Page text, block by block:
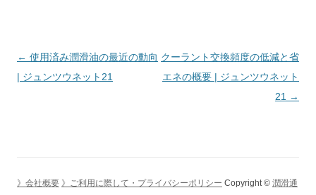
投
稿
← 使用済み潤滑油の最近の動向
| ジュンツウネット21
クーラント交換頻度の低減と省
エネの概要 | ジュンツウネット
21 →
》会社概要 》ご利用に際して・プライバシーポリシー Copyright © 潤滑通